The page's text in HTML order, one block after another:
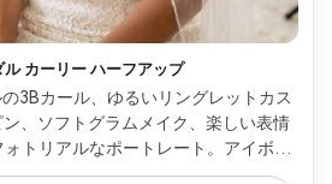
ル カーリー ハーフアップ
3Bカール、ゆるいリングレットカス
、ソフトグラムメイク、楽しい表情
トリアルなポートレート。アイボリ
ベールを着ている。明るく風通しの